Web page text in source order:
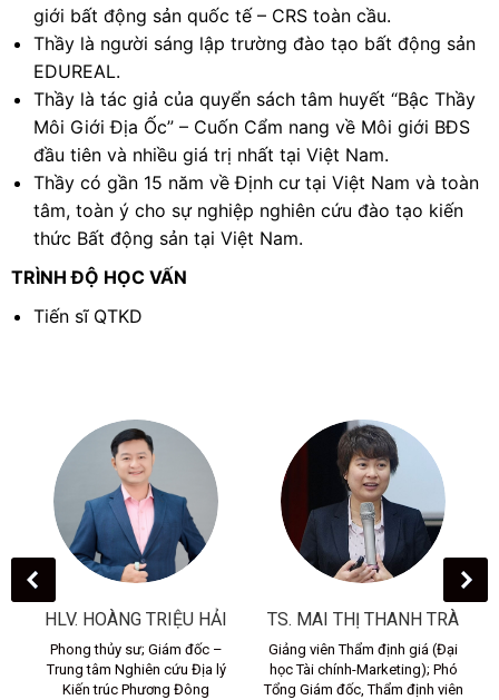
giới bất động sản quốc tế – CRS toàn cầu.
Thầy là người sáng lập trường đào tạo bất động sản
EDUREAL.
Thầy là tác giả của quyển sách tâm huyết “Bậc Thầy
Môi Giới Địa Ốc” – Cuốn Cẩm nang về Môi giới BĐS
đầu tiên và nhiều giá trị nhất tại Việt Nam.
Thầy có gần 15 năm về Định cư tại Việt Nam và toàn
tâm, toàn ý cho sự nghiệp nghiên cứu đào tạo kiến
thức Bất động sản tại Việt Nam.
TRÌNH ĐỘ HỌC VẤN
Tiến sĩ QTKD
HLV. HOÀNG TRIỆU HẢI
Phong thủy sư; Giám đốc –
Trung tâm Nghiên cứu Địa lý
Kiến trúc Phương Đông
TS. MAI THỊ THANH TRÀ
Giảng viên Thẩm định giá (Đại
học Tài chính-Marketing); Phó
Tổng Giám đốc, Thẩm định viên